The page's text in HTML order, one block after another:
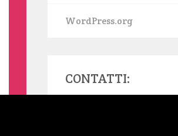
WordPress.org
CONTATTI: